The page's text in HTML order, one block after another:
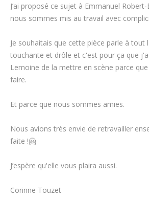
J’ai proposé ce sujet à Emmanuel
nous sommes mis au travail avec
Je souhaitais que cette pièce parle à tout
touchante et drôle et c'est pour ça que
Lemoine de la mettre en scène parce
faire.
Et parce que nous sommes amies.
Nous avions très envie de retravailler
faite !🤗
J’espère qu'elle vous plaira aussi.
Corinne Touzet